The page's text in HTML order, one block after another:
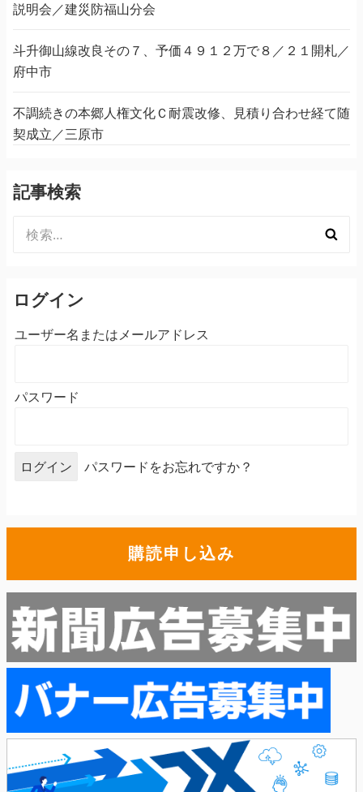
説明会／建災防福山分会
斗升御山線改良その７、予価４９１２万で８／２１開札／
府中市
不調続きの本郷人権文化Ｃ耐震改修、見積り合わせ経て随
契成立／三原市
記事検索
索:
ログイン
ユーザー名またはメールアドレス
パスワード
パスワードをお忘れですか？
購読申し込み